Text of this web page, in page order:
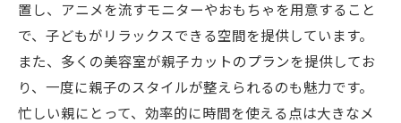
置し、アニメを流すモニターやおもちゃを用意すること
で、子どもがリラックスできる空間を提供しています。
また、多くの美容室が親子カットのプランを提供してお
り、一度に親子のスタイルが整えられるのも魅力です。
忙しい親にとって、効率的に時間を使える点は大きなメ